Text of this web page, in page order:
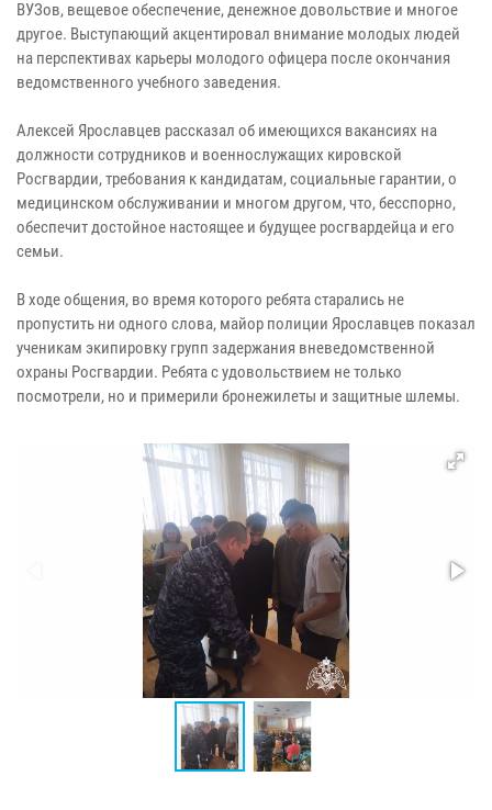
ВУЗов, вещевое обеспечение, денежное довольствие и многое
другое. Выступающий акцентировал внимание молодых людей
на перспективах карьеры молодого офицера после окончания
ведомственного учебного заведения.
Алексей Ярославцев рассказал об имеющихся вакансиях на
должности сотрудников и военнослужащих кировской
Росгвардии, требования к кандидатам, социальные гарантии, о
медицинском обслуживании и многом другом, что, бесспорно,
обеспечит достойное настоящее и будущее росгвардейца и его
семьи.
В ходе общения, во время которого ребята старались не
пропустить ни одного слова, майор полиции Ярославцев показал
ученикам экипировку групп задержания вневедомственной
охраны Росгвардии. Ребята с удовольствием не только
посмотрели, но и примерили бронежилеты и защитные шлемы.